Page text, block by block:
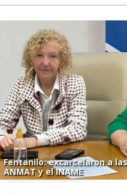
Fentanilo: excarcelaron a
ANMAT y el INAME